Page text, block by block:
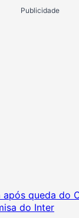
Publicidade
queda do
do Inter